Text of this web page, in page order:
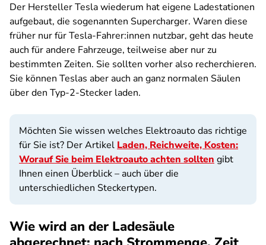
Der Hersteller Tesla wiederum hat eigene Ladestationen
aufgebaut, die sogenannten Supercharger. Waren diese
früher nur für Tesla-Fahrer:innen nutzbar, geht das heute
auch für andere Fahrzeuge, teilweise aber nur zu
bestimmten Zeiten. Sie sollten vorher also recherchieren.
Sie können Teslas aber auch an ganz normalen Säulen
über den Typ-2-Stecker laden.
Möchten Sie wissen welches Elektroauto das richtige
für Sie ist? Der Artikel Laden, Reichweite, Kosten:
Worauf Sie beim Elektroauto achten sollten gibt
Ihnen einen Überblick – auch über die
unterschiedlichen Steckertypen.
Wie wird an der Ladesäule